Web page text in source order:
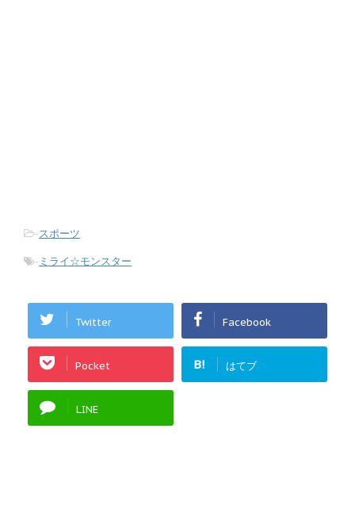
-スポーツ
- ミライ☆モンスター
Twitter Facebook
Pocket B! はてブ
LINE